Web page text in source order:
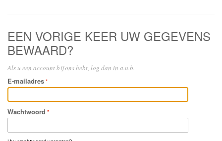
EEN VORIGE KEER UW GEGEVENS
BEWAARD?
Als u een account bij ons hebt, log dan in a.u.b.
E-mailadres
Wachtwoord